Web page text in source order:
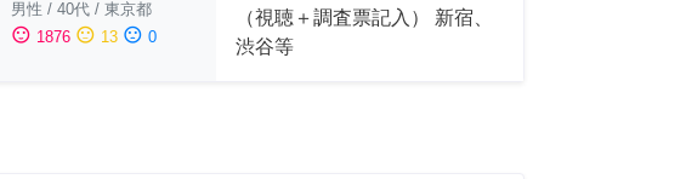
男性 / 40代 / 東京都
sentiment_satisfied 1876 sentiment_neutral 13 sentiment_dissatisfied 0
（視聴＋調査票記入） 新宿、
渋谷等